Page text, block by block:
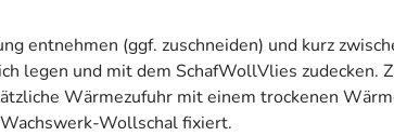
entnehmen (ggf. zuschneiden) und kurz
legen und mit dem SchafWollVlies
Wärmezufuhr mit einem trockenen
Wollschal fixiert.